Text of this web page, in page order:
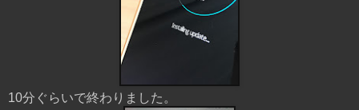
10分ぐらいで終わりました。